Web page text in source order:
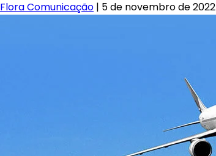
Flora Comunicação | 5 de novembro de 2022